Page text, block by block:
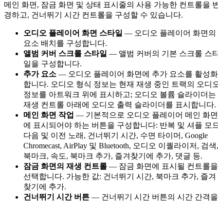
메인 화면, 잠금 화면 및 상태 표시줄의 사용 가능한 컨트롤을
경하고, 건너뛰기 시간 컨트롤을 구성할 수 있습니다.
오디오 플레이어 화면 스타일 — 오디오 플레이어 화면의
요소 배치를 구성합니다.
앨범 커버 스크롤 스타일 — 앨범 커버의 기본 스크롤 스
일을 구성합니다.
추가 요소 — 오디오 플레이어 화면에 추가 요소를 활성화
합니다. 오디오 형식 정보는 현재 재생 중인 트랙의 오디
정보를 아트워크 위에 표시하고; 오디오 볼륨 슬라이더는
재생 컨트롤 아래에 오디오 출력 슬라이더를 표시합니다.
메인 화면 작업 — 기본적으로 오디오 플레이어 메인 화면
에 표시되어야 하는 버튼을 구성합니다: 반복 및 셔플 모
다음 및 이전 노래, 건너뛰기 시간, 수면 타이머, Google
Chromecast, AirPlay 및 Bluetooth, 오디오 이퀄라이저, 검색,
북마크, 속도, 북마크 추가, 즐겨찾기에 추가, 댓글 등.
잠금 화면의 재생 컨트롤 — 잠금 화면에 표시될 컨트롤을
선택합니다. 가능한 값: 건너뛰기 시간, 북마크 추가, 즐겨
찾기에 추가.
건너뛰기 시간 버튼 — 건너뛰기 시간 버튼의 시간 간격을